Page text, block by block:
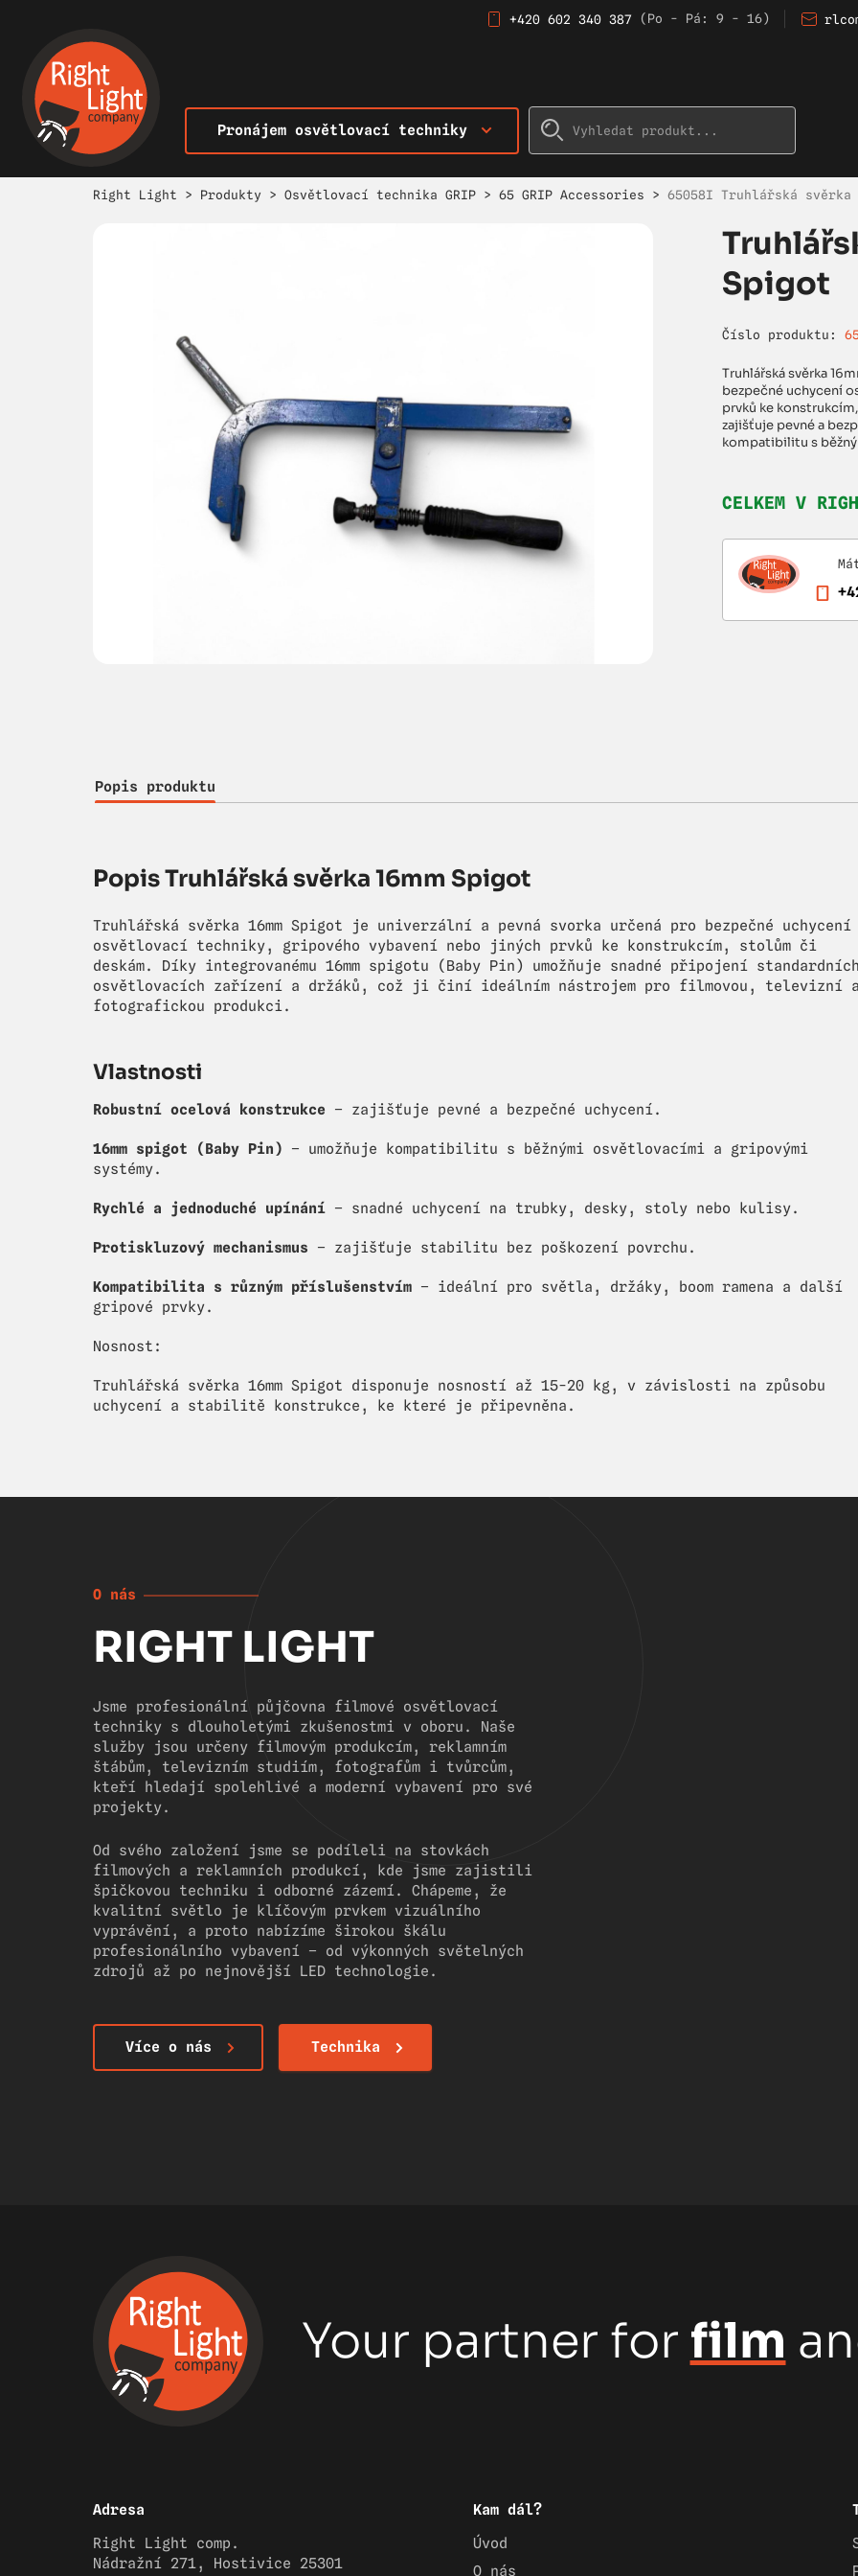
+420 602 340 387 (Po - Pá: 9 - 16)
Pronájem osvětlovací techniky
Right Light > Produkty > Osvětlovací technika GRIP > 65 GRIP Accessories > 65058I Truhlářská svěrka
Spigot
Číslo produktu:
Truhlářská svěrka
bezpečné uchycení
prvků ke
zajišťuje pevné a
kompatibilitu s
CELKEM V
Popis produktu
Popis Truhlářská svěrka 16mm Spigot
Truhlářská svěrka 16mm Spigot je univerzální a pevná svorka určená pro bezpečné uchycení
osvětlovací techniky, gripového vybavení nebo jiných prvků ke konstrukcím, stolům či
deskám. Díky integrovanému 16mm spigotu (Baby Pin) umožňuje snadné připojení
osvětlovacích zařízení a držáků, což ji činí ideálním nástrojem pro filmovou, televizní
fotografickou produkci.
Vlastnosti
Robustní ocelová konstrukce – zajišťuje pevné a bezpečné uchycení.
16mm spigot (Baby Pin) – umožňuje kompatibilitu s běžnými osvětlovacími a gripovými
systémy.
Rychlé a jednoduché upínání – snadné uchycení na trubky, desky, stoly nebo kulisy.
Protiskluzový mechanismus – zajišťuje stabilitu bez poškození povrchu.
Kompatibilita s různým příslušenstvím – ideální pro světla, držáky, boom ramena a další
gripové prvky.
Nosnost:
Truhlářská svěrka 16mm Spigot disponuje nosností až 15-20 kg, v závislosti na způsobu
uchycení a stabilitě konstrukce, ke které je připevněna.
O nás
RIGHT LIGHT
Jsme profesionální půjčovna filmové osvětlovací
techniky s dlouholetými zkušenostmi v oboru. Naše
služby jsou určeny filmovým produkcím, reklamním
štábům, televizním studiím, fotografům i tvůrcům,
kteří hledají spolehlivé a moderní vybavení pro své
projekty.
Od svého založení jsme se podíleli na stovkách
filmových a reklamních produkcí, kde jsme zajistili
špičkovou techniku i odborné zázemí. Chápeme, že
kvalitní světlo je klíčovým prvkem vizuálního
vyprávění, a proto nabízíme širokou škálu
profesionálního vybavení – od výkonných světelných
zdrojů až po nejnovější LED technologie.
Více o nás Technika
Your partner for film
Adresa
Right Light comp.
Nádražní 271, Hostivice 25301
Kam dál?
Úvod
O nás